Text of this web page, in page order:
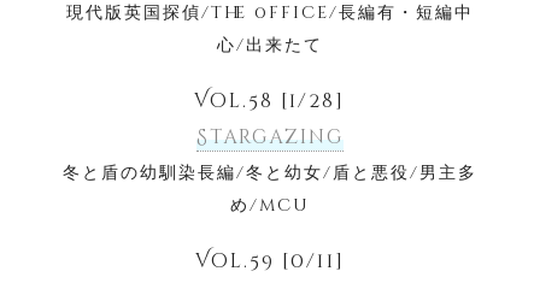
現代版英国探偵/the 0ffice/長編有・短編中
心/出来たて
Vol.58 [1/28]
Stargazing
冬と盾の幼馴染長編/冬と幼女/盾と悪役/男主多
め/mcu
Vol.59 [0/11]